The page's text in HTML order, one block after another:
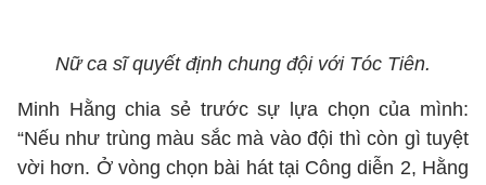
Nữ ca sĩ quyết định chung đội với Tóc Tiên.
Minh Hằng chia sẻ trước sự lựa chọn của mình:
“Nếu như trùng màu sắc mà vào đội thì còn gì tuyệt
vời hơn. Ở vòng chọn bài hát tại Công diễn 2, Hằng